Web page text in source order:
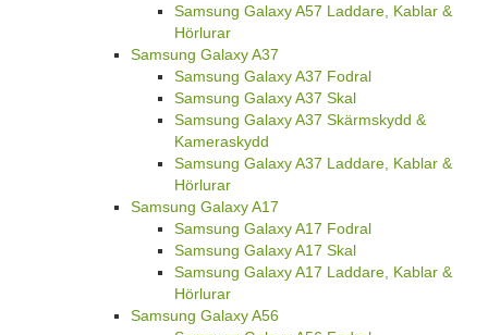
Samsung Galaxy A57 Laddare, Kablar &
Hörlurar
Samsung Galaxy A37
Samsung Galaxy A37 Fodral
Samsung Galaxy A37 Skal
Samsung Galaxy A37 Skärmskydd &
Kameraskydd
Samsung Galaxy A37 Laddare, Kablar &
Hörlurar
Samsung Galaxy A17
Samsung Galaxy A17 Fodral
Samsung Galaxy A17 Skal
Samsung Galaxy A17 Laddare, Kablar &
Hörlurar
Samsung Galaxy A56